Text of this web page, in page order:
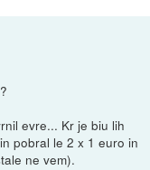
evre... Kr je biu lih
pobral le 2 x 1 euro in
ne vem).